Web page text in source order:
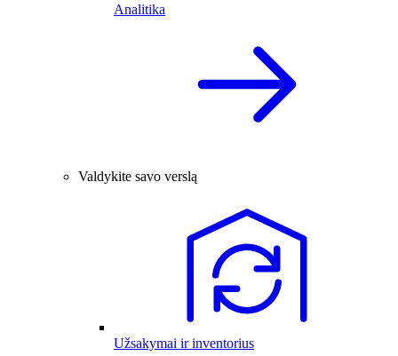
Analitika
Valdykite savo verslą
Užsakymai ir inventorius